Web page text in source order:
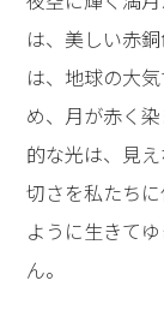
は、美しい赤
は、地球の大
め、月が赤く染
的な光は、見
切さを私たち
ように生きて
ん。